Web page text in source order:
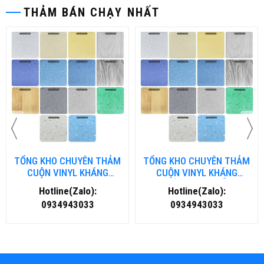
THẢM BÁN CHẠY NHẤT
TỔNG KHO CHUYÊN THẢM
CUỘN VINYL KHÁNG
KHUẨN TẠI NHA TRANG
Hotline(Zalo):
0934943033
TỔNG KHO CHUYÊN THẢM
CUỘN VINYL KHÁNG
KHUẨN TẠI ĐÀ NẴNG
Hotline(Zalo):
0934943033